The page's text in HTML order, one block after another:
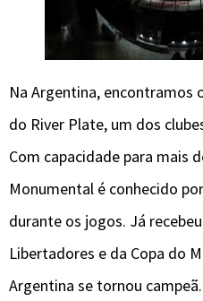
Na Argentina, encontramos
do River Plate, um dos
Com capacidade para mais
Monumental é conhecido
durante os jogos. Já
Libertadores e da Copa do
Argentina se tornou